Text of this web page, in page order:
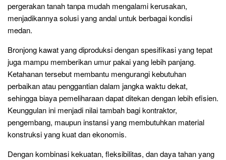
pergerakan tanah tanpa mudah mengalami kerusakan,
menjadikannya solusi yang andal untuk berbagai kondisi
medan.
Bronjong kawat yang diproduksi dengan spesifikasi yang tepat
juga mampu memberikan umur pakai yang lebih panjang.
Ketahanan tersebut membantu mengurangi kebutuhan
perbaikan atau penggantian dalam jangka waktu dekat,
sehingga biaya pemeliharaan dapat ditekan dengan lebih efisien.
Keunggulan ini menjadi nilai tambah bagi kontraktor,
pengembang, maupun instansi yang membutuhkan material
konstruksi yang kuat dan ekonomis.
Dengan kombinasi kekuatan, fleksibilitas, dan daya tahan yang